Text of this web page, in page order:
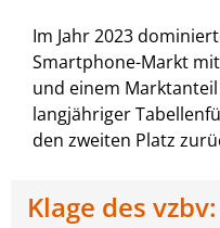
Im Jahr 2023
Smartphone-Markt
und einem Marktanteil
langjähriger
den zweiten Platz
Klage des